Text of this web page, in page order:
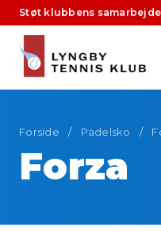
Støt klubbens
Forside / Padelsko /
Forza